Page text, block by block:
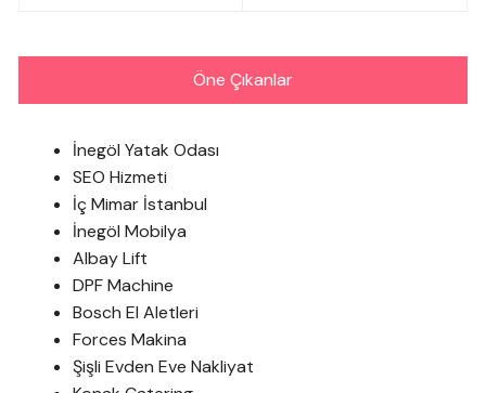
Öne Çıkanlar
İnegöl Yatak Odası
SEO Hizmeti
İç Mimar İstanbul
İnegöl Mobilya
Albay Lift
DPF Machine
Bosch El Aletleri
Forces Makina
Şişli Evden Eve Nakliyat